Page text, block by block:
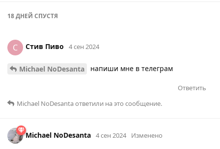
18 ДНЕЙ СПУСТЯ
С Стив Пиво 4 сен 2024
Michael NoDesanta напиши мне в телеграм
Ответить
Michael NoDesantaответили на это сообщение.
Michael NoDesanta 4 сен 2024 Изменено